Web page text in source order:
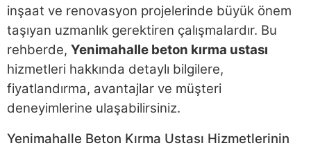
inşaat ve renovasyon projelerinde büyük önem
taşıyan uzmanlık gerektiren çalışmalardır. Bu
rehberde, Yenimahalle beton kırma ustası
hizmetleri hakkında detaylı bilgilere,
fiyatlandırma, avantajlar ve müşteri
deneyimlerine ulaşabilirsiniz.
Yenimahalle Beton Kırma Ustası Hizmetlerinin